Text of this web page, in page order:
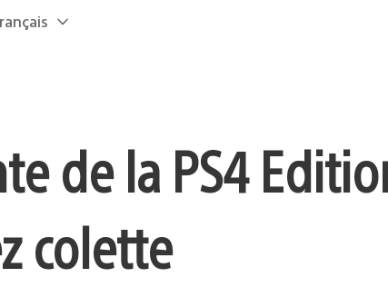
de la PS4
colette